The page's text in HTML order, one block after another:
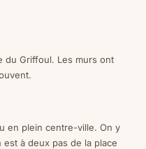
du Griffoul. Les murs ont
en plein centre-ville. On y
à deux pas de la place